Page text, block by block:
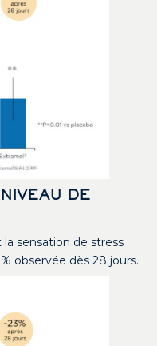
DE
sensation de stress
observée dès 28 jours.